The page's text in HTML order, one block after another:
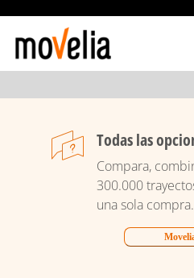
Todas las
Compara,
300.000
una sola compra.